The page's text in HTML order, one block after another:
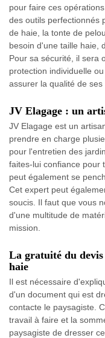
pour faire ces
des outils perfectionnés
de haie, la tonte de
besoin d'une taille haie,
Pour sa sécurité, il sera
protection individuelle
assurer la qualité de ses
JV Elagage : un
JV Elagage est un
prendre en charge
pour l'entretien des
faites-lui confiance pour
peut également se
Cet expert peut
soucis. Il faut que vous
d'une multitude de
mission.
La gratuité du
haie
Il est nécessaire
d'un document qui est
contacte le paysagiste.
travail à faire et la
paysagiste de dresser